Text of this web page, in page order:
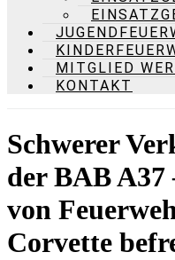
MITGLIED
KONTAKT
Schwerer
der BAB A37
von
Corvette